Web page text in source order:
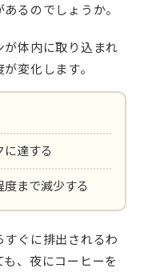
るのでしょうか。
体内に取り込まれ
変化します。
達する
まで減少する
ぐに排出されるわ
、夜にコーヒーを